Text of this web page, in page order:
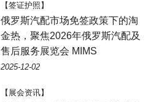
【签证护照】
俄罗斯汽配市场免签政策下的淘
金热，聚焦2026年俄罗斯汽配及
售后服务展览会 MIMS
2025-12-02
【展会资讯】